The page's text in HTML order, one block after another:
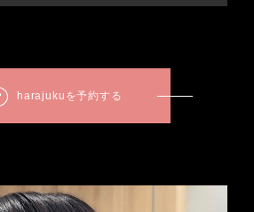
harajukuを予約する